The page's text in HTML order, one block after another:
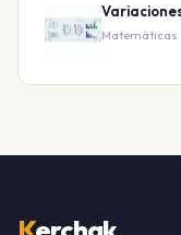
Matemáticas